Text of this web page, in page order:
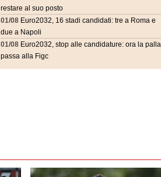
restare al suo posto
01/08 Euro2032, 16 stadi candidati: tre a Roma e
due a Napoli
01/08 Euro2032, stop alle candidature: ora la palla
passa alla Figc